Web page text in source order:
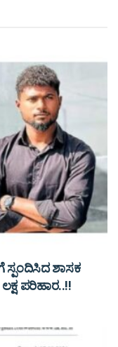
ಶಾಸಕ
ಪರಿಹಾರ..!!